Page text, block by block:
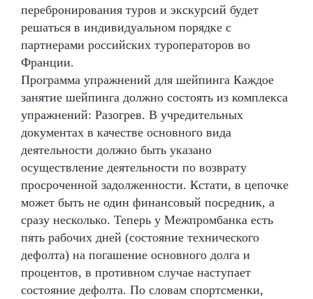
перебронирования туров и экскурсий будет
решаться в индивидуальном порядке с
партнерами российских туроператоров во
Франции.
Программа упражнений для шейпинга Каждое
занятие шейпинга должно состоять из комплекса
упражнений: Разогрев. В учредительных
документах в качестве основного вида
деятельности должно быть указано
осуществление деятельности по возврату
просроченной задолженности. Кстати, в цепочке
может быть не один финансовый посредник, а
сразу несколько. Теперь у Межпромбанка есть
пять рабочих дней (состояние технического
дефолта) на погашение основного долга и
процентов, в противном случае наступает
состояние дефолта. По словам спортсменки,